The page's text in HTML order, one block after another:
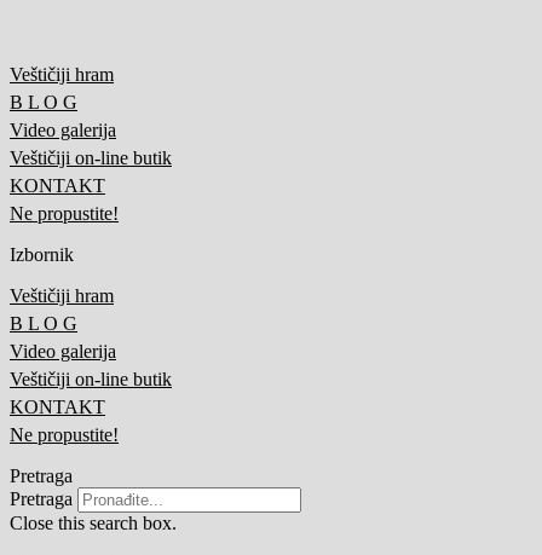
Veštičiji hram
B L O G
Video galerija
Veštičiji on-line butik
KONTAKT
Ne propustite!
Izbornik
Veštičiji hram
B L O G
Video galerija
Veštičiji on-line butik
KONTAKT
Ne propustite!
Pretraga
Pretraga
Close this search box.